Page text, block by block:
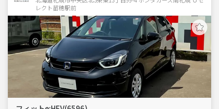
レクト苗穂駅前